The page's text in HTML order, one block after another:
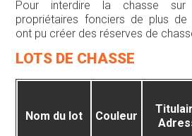
Pour interdire la chasse
propriétaires fonciers de plus
ont pu créer des réserves de
LOTS DE CHASSE
Nom du lot Couleur